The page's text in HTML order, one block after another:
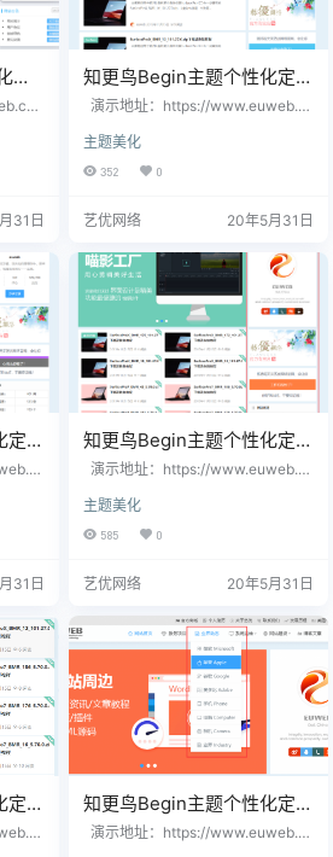
定
过颜
的子
styl
31日
知更鸟Begin主题个性化定制
分类目录样式修改
演示地址：https://www.euweb.c
钮样式; 2、以演示地址为准。 修改
教程： 1、进入网站后台 2、找到
式】，添加以下代码
主题美化
352 0
艺优网络 20年5月31日
制
修
改
示
、找
31日
知更鸟Begin主题个性化定制
侧边小工具风格修改
演示地址：https://www.euweb.c
边框1px的颜色，各个小工具模块统
一风格; 2、添加了鼠标划过小工具
=》【主题选项】==》【定制风
以下代码
主题美化
585 0
艺优网络 20年5月31日
制
改
知更鸟Begin主题个性化定制
主导航下拉菜单修改
演示地址：https://www.euweb.c